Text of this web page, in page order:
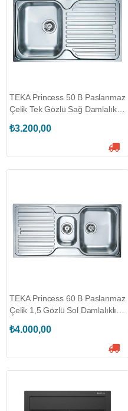
TEKA Princess 50 B Paslanmaz
Çelik Tek Gözlü Sağ Damlalıklı
₺3.200,00
TEKA Princess 60 B Paslanmaz
Çelik 1,5 Gözlü Sol Damlalıklı
₺4.000,00